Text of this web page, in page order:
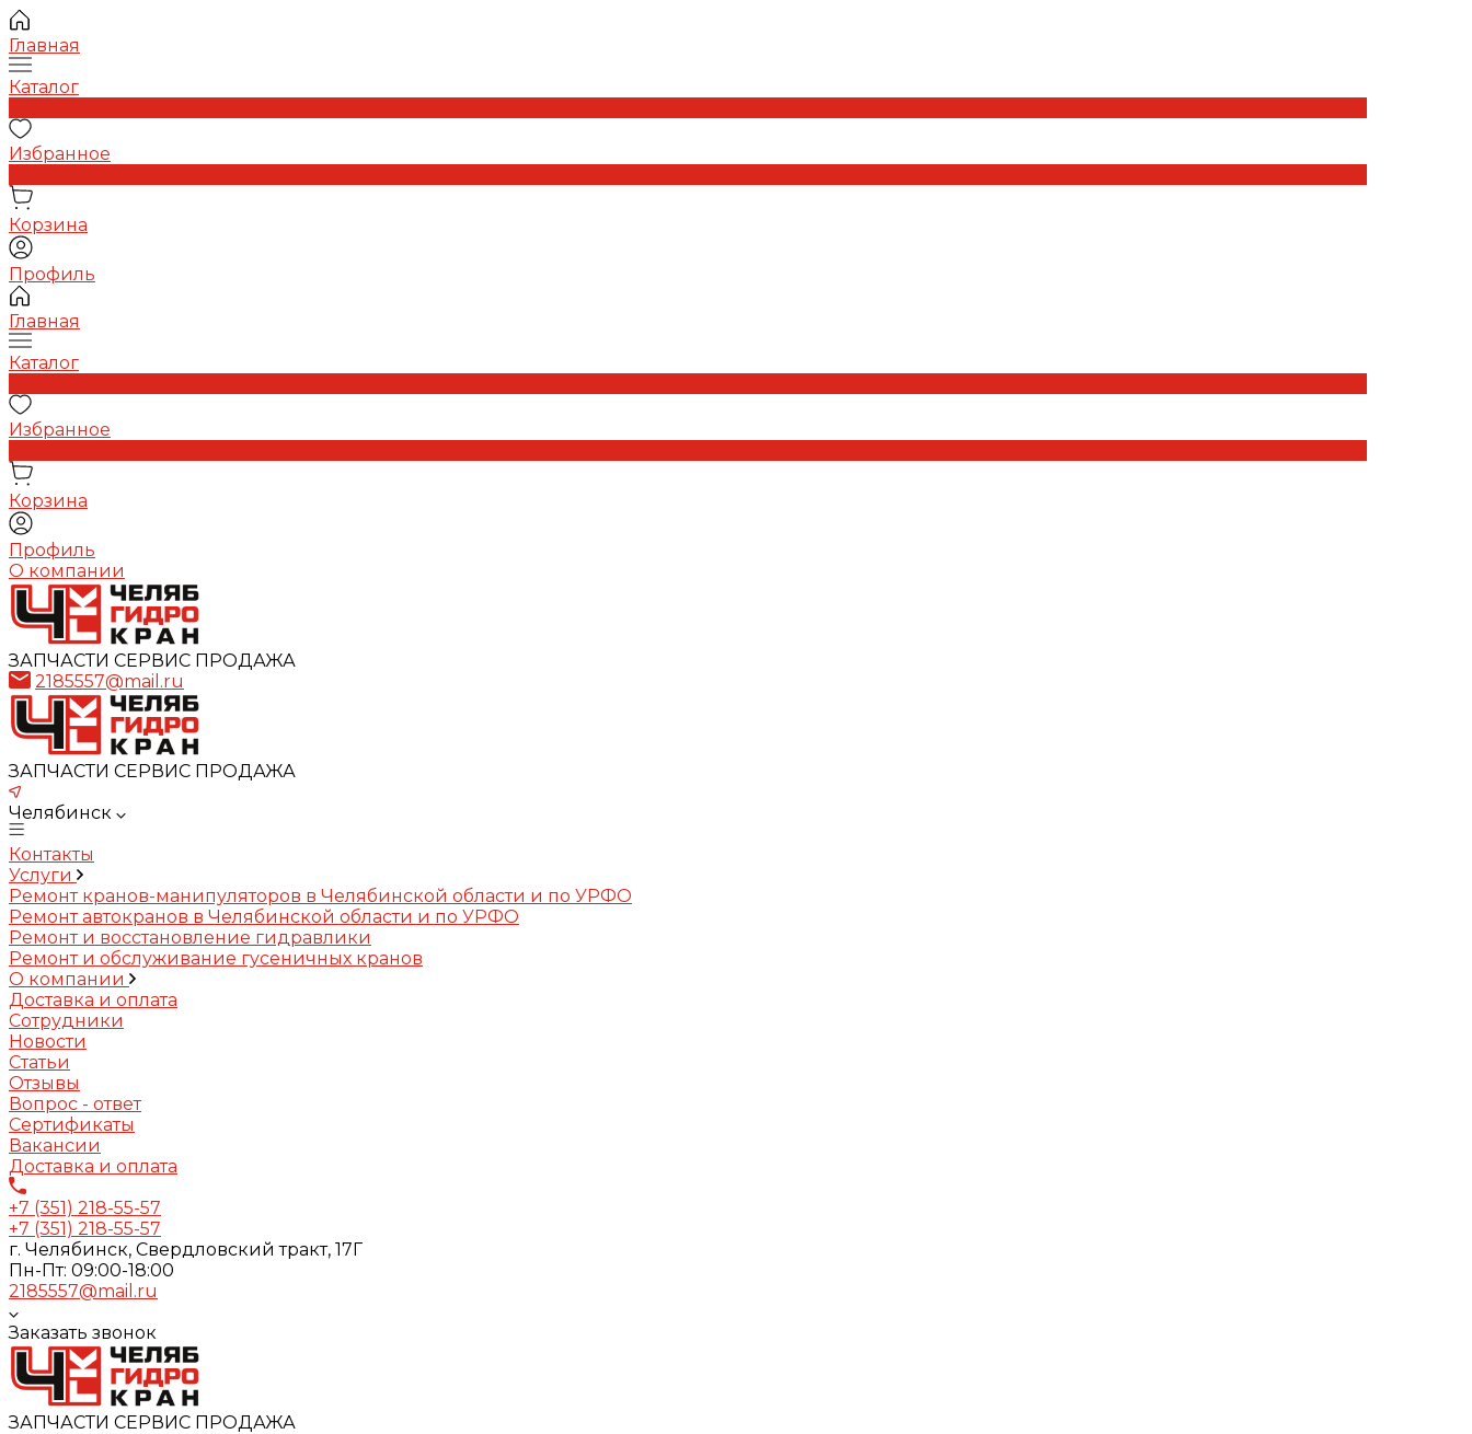
Главная
Каталог
Избранное
Корзина
Профиль
Главная
Каталог
Избранное
Корзина
Профиль
О компании
ЗАПЧАСТИ СЕРВИС ПРОДАЖА
2185557@mail.ru
ЗАПЧАСТИ СЕРВИС ПРОДАЖА
Челябинск
Контакты
Услуги
Ремонт кранов-манипуляторов в Челябинской области и по УРФО
Ремонт автокранов в Челябинской области и по УРФО
Ремонт и восстановление гидравлики
Ремонт и обслуживание гусеничных кранов
О компании
Доставка и оплата
Сотрудники
Новости
Статьи
Отзывы
Вопрос - ответ
Сертификаты
Вакансии
Доставка и оплата
+7 (351) 218-55-57
+7 (351) 218-55-57
г. Челябинск, Свердловский тракт, 17Г
Пн-Пт: 09:00-18:00
2185557@mail.ru
Заказать звонок
ЗАПЧАСТИ СЕРВИС ПРОДАЖА